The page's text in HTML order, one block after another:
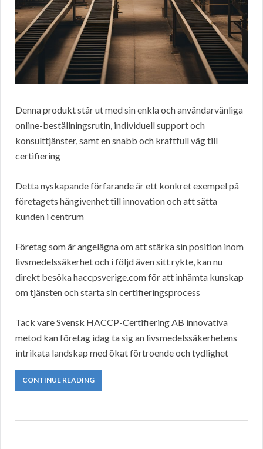
Denna produkt står ut med sin enkla och användarvänliga
online-beställningsrutin, individuell support och
konsulttjänster, samt en snabb och kraftfull väg till
certifiering
Detta nyskapande förfarande är ett konkret exempel på
företagets hängivenhet till innovation och att sätta
kunden i centrum
Företag som är angelägna om att stärka sin position inom
livsmedelssäkerhet och i följd även sitt rykte, kan nu
direkt besöka haccpsverige.com för att inhämta kunskap
om tjänsten och starta sin certifieringsprocess
Tack vare Svensk HACCP-Certifiering AB innovativa
metod kan företag idag ta sig an livsmedelssäkerhetens
intrikata landskap med ökat förtroende och tydlighet
CONTINUE READING